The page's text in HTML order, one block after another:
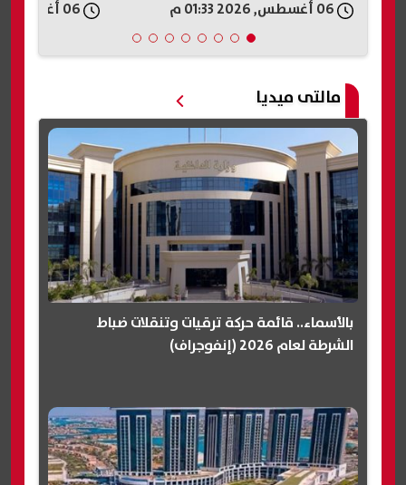
06 أغسطس, 2026 01:33 م
مصر| عاجل
06 أغسطس, 2026 01:18 م
مالتى ميديا
بالأسماء.. قائمة حركة ترقيات وتنقلات ضباط
الشرطة لعام 2026 (إنفوجراف)